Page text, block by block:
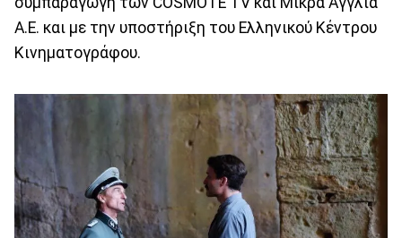
Α.Ε. και με την υποστήριξη του Ελληνικού Κέντρου
Κινηματογράφου.